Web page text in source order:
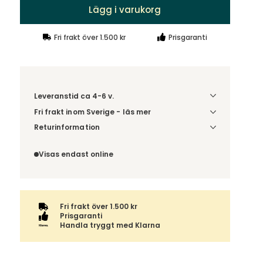
Lägg i varukorg
Fri frakt över 1.500 kr Prisgaranti
Leveranstid ca 4-6 v.
Fri frakt inom Sverige - läs mer
Denna vara skickas till din port/tomtgräns. Innan
andra produkter skickas hela ordern tillsammans.
Returinformation
omfattas därför inte av ångerrätten.
Visas endast online
Fri frakt över 1.500 kr
Prisgaranti
Handla tryggt med Klarna